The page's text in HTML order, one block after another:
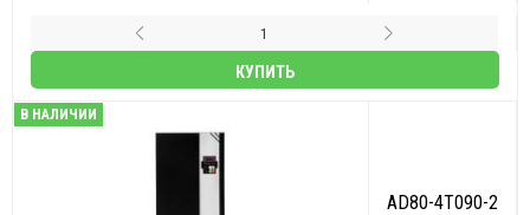
КУПИТЬ
В НАЛИЧИИ
AD80-4T090-2